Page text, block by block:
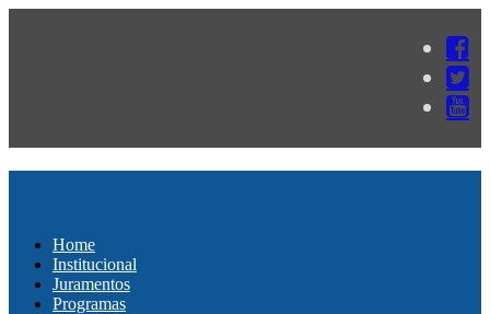
Home
Institucional
Juramentos
Programas